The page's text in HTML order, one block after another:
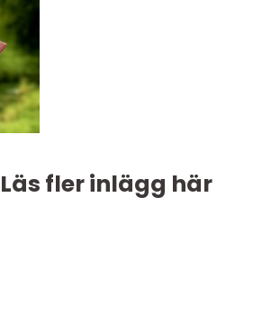
Läs fler inlägg här